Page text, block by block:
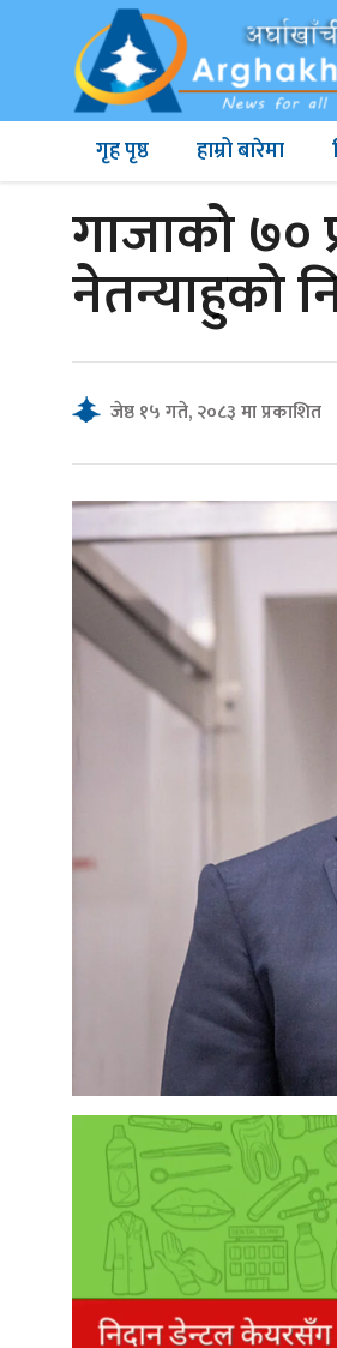
गृह पृष्ठ हाम्रो बारेमा
गाजाको ७०
नेतन्याहुको
जेष्ठ १५ गते, २०८३ मा प्रकाशित